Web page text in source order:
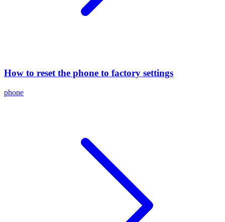
How to reset the phone to factory settings
phone